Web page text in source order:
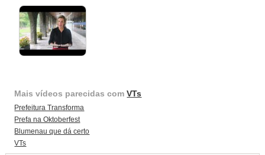
Mais vídeos parecidas comVTs
Prefeitura Transforma
Prefa na Oktoberfest
Blumenau que dá certo
VTs